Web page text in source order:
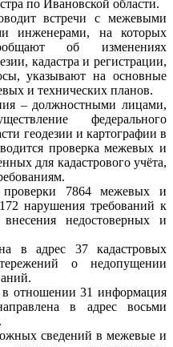
по Ивановской области.
встречи с межевыми
инженерами, на которых
об изменениях
кадастра и регистрации,
указывают на основные
и технических планов.
– должностными лицами,
федерального
геодезии и картографии в
проверка межевых и
для кадастрового учёта,
7864 межевых и
нарушения требований к
недостоверных и
в адрес 37 кадастровых
о недопущении
отношении 31 информация
в адрес восьми
сведений в межевые и